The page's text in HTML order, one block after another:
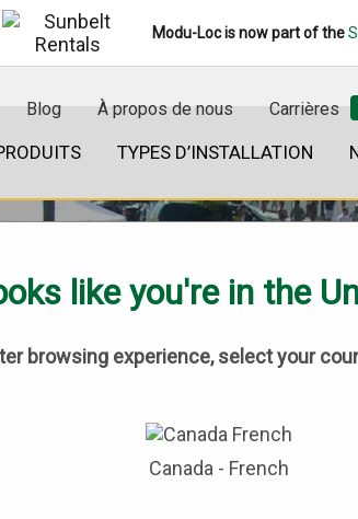
Modu-Loc is now part of the
Blog À propos de nous Carrières
TYPES D’INSTALLATION
like you're in the
browsing experience, select your
Canada - French